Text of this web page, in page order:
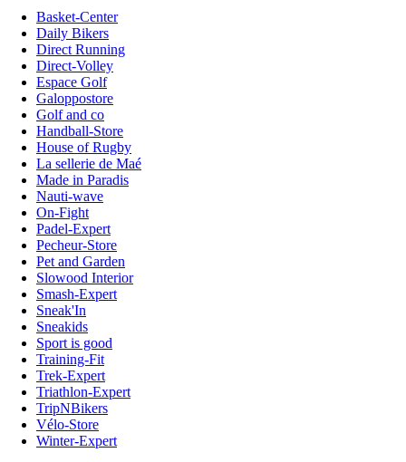
Basket-Center
Daily Bikers
Direct Running
Direct-Volley
Espace Golf
Galoppostore
Golf and co
Handball-Store
House of Rugby
La sellerie de Maé
Made in Paradis
Nauti-wave
On-Fight
Padel-Expert
Pecheur-Store
Pet and Garden
Slowood Interior
Smash-Expert
Sneak'In
Sneakids
Sport is good
Training-Fit
Trek-Expert
Triathlon-Expert
TripNBikers
Vélo-Store
Winter-Expert